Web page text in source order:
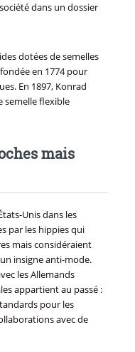
dans un dossier
dotées de semelles
en 1774 pour
En 1897, Konrad
semelle flexible
mais
Unis dans les
par les hippies qui
mais considéraient
insigne anti-mode.
les Allemands
appartient au passé :
pour les
avec de